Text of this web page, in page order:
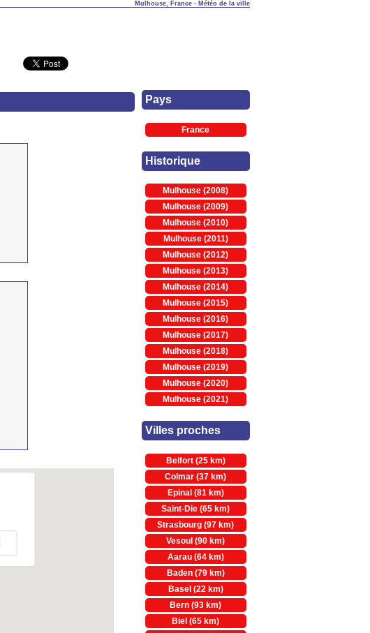
Mulhouse, France - Météo de la ville
Pays
France
Historique
Mulhouse (2008)
Mulhouse (2009)
Mulhouse (2010)
Mulhouse (2011)
Mulhouse (2012)
Mulhouse (2013)
Mulhouse (2014)
Mulhouse (2015)
Mulhouse (2016)
Mulhouse (2017)
Mulhouse (2018)
Mulhouse (2019)
Mulhouse (2020)
Mulhouse (2021)
Villes proches
Belfort (25 km)
Colmar (37 km)
Epinal (81 km)
Saint-Die (65 km)
Strasbourg (97 km)
Vesoul (90 km)
Aarau (64 km)
Baden (79 km)
Basel (22 km)
Bern (93 km)
Biel (65 km)